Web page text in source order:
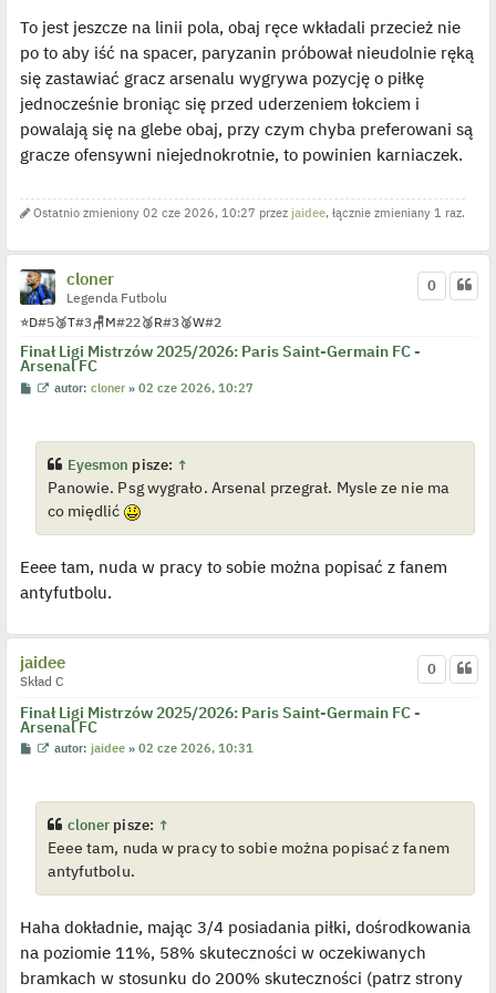
To jest jeszcze na linii pola, obaj ręce wkładali przecież nie
po to aby iść na spacer, paryzanin próbował nieudolnie ręką
się zastawiać gracz arsenalu wygrywa pozycję o piłkę
jednocześnie broniąc się przed uderzeniem łokciem i
powalają się na glebe obaj, przy czym chyba preferowani są
gracze ofensywni niejednokrotnie, to powinien karniaczek.
Ostatnio zmieniony 02 cze 2026, 10:27 przez jaidee, łącznie zmieniany 1 raz.
cloner
Legenda Futbolu
⭐D#5🥉T#3🪑M#22🥉R#3🥈W#2
Finał Ligi Mistrzów 2025/2026: Paris Saint-Germain FC -
Arsenal FC
0
P
W
i
e
t
l
o
y
n
c
y
o
s
t
autor:cloner »02 cze 2026, 10:27
Eyesmon pisze: ↑
Panowie. Psg wygrało. Arsenal przegrał. Mysle ze nie ma
co międlić
Eeee tam, nuda w pracy to sobie można popisać z fanem
antyfutbolu.
jaidee
Skład C
Finał Ligi Mistrzów 2025/2026: Paris Saint-Germain FC -
Arsenal FC
0
P
W
i
e
t
l
o
y
n
c
z
autor:jaidee »02 cze 2026, 10:31
cloner pisze: ↑
Eeee tam, nuda w pracy to sobie można popisać z fanem
antyfutbolu.
Haha dokładnie, mając 3/4 posiadania piłki, dośrodkowania
na poziomie 11%, 58% skuteczności w oczekiwanych
bramkach w stosunku do 200% skuteczności (patrz strony